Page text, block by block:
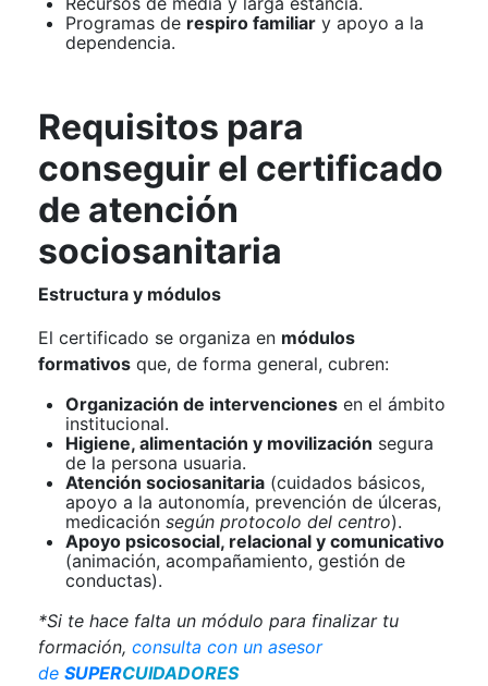
Programas de respiro familiar y apoyo a la
dependencia.
Requisitos para
conseguir el certificado
de atención
sociosanitaria
Estructura y módulos
El certificado se organiza en módulos
formativos que, de forma general, cubren:
Organización de intervenciones en el ámbito
institucional.
Higiene, alimentación y movilización segura
de la persona usuaria.
Atención sociosanitaria (cuidados básicos,
apoyo a la autonomía, prevención de úlceras,
medicación según protocolo del centro).
Apoyo psicosocial, relacional y comunicativo
(animación, acompañamiento, gestión de
conductas).
*Si te hace falta un módulo para finalizar tu
formación, consulta con un asesor
de SUPERCUIDADORES